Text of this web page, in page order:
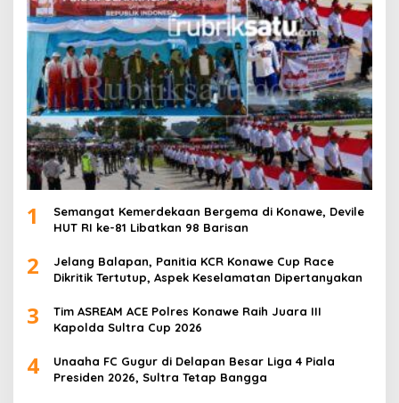
1
Semangat Kemerdekaan Bergema di Konawe, Devile
HUT RI ke-81 Libatkan 98 Barisan
2
Jelang Balapan, Panitia KCR Konawe Cup Race
Dikritik Tertutup, Aspek Keselamatan Dipertanyakan
3
Tim ASREAM ACE Polres Konawe Raih Juara III
Kapolda Sultra Cup 2026
4
Unaaha FC Gugur di Delapan Besar Liga 4 Piala
Presiden 2026, Sultra Tetap Bangga